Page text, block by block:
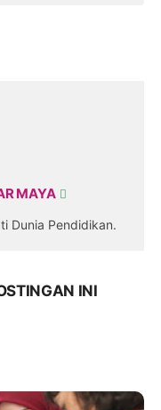
MAYA
Dunia Pendidikan.
INI